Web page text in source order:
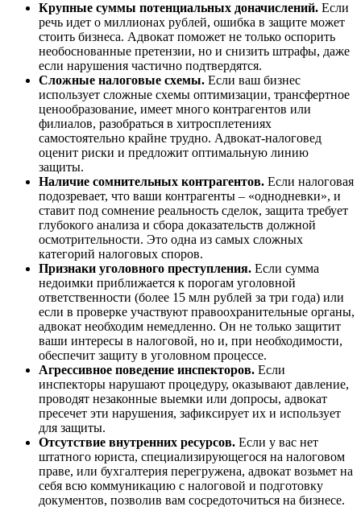
Крупные суммы потенциальных доначислений. Если
речь идет о миллионах рублей, ошибка в защите может
стоить бизнеса. Адвокат поможет не только оспорить
необоснованные претензии, но и снизить штрафы, даже
если нарушения частично подтвердятся.
Сложные налоговые схемы. Если ваш бизнес
использует сложные схемы оптимизации, трансфертное
ценообразование, имеет много контрагентов или
филиалов, разобраться в хитросплетениях
самостоятельно крайне трудно. Адвокат-налоговед
оценит риски и предложит оптимальную линию
защиты.
Наличие сомнительных контрагентов. Если налоговая
подозревает, что ваши контрагенты – «однодневки», и
ставит под сомнение реальность сделок, защита требует
глубокого анализа и сбора доказательств должной
осмотрительности. Это одна из самых сложных
категорий налоговых споров.
Признаки уголовного преступления. Если сумма
недоимки приближается к порогам уголовной
ответственности (более 15 млн рублей за три года) или
если в проверке участвуют правоохранительные органы,
адвокат необходим немедленно. Он не только защитит
ваши интересы в налоговой, но и, при необходимости,
обеспечит защиту в уголовном процессе.
Агрессивное поведение инспекторов. Если
инспекторы нарушают процедуру, оказывают давление,
проводят незаконные выемки или допросы, адвокат
пресечет эти нарушения, зафиксирует их и использует
для защиты.
Отсутствие внутренних ресурсов. Если у вас нет
штатного юриста, специализирующегося на налоговом
праве, или бухгалтерия перегружена, адвокат возьмет на
себя всю коммуникацию с налоговой и подготовку
документов, позволив вам сосредоточиться на бизнесе.